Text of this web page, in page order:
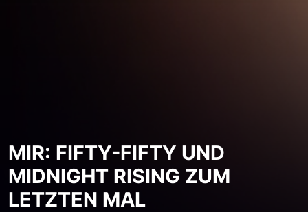
MIR: FIFTY-FIFTY UND
MIDNIGHT RISING ZUM
LETZTEN MAL